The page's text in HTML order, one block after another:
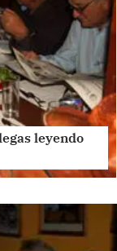
leyendo